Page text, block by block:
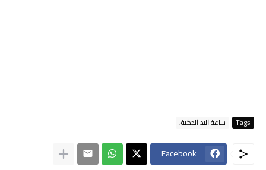
Tags ﺳﺎﻋﺔ ﺍﻟﻴﺪ ﺍﻟﺬﻛﻴﺔ،
Facebook